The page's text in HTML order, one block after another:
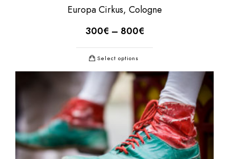
Europa Cirkus, Cologne
300€ – 800€
Select options